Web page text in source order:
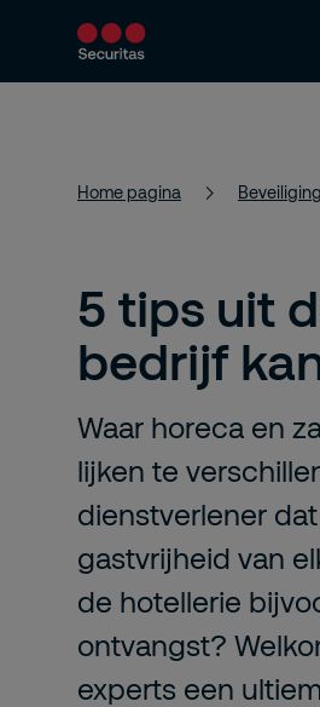
Producten en diensten
Home pagina
5 tips uit
bedrijf
Waar horeca en
lijken te
dienstverlener
gastvrijheid van
de hotellerie
ontvangst?
experts een